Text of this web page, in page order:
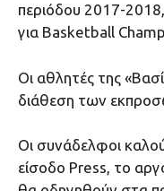
περιόδου 2017-
για Basketball
Οι αθλητές της
διάθεση των
Οι συνάδελφοι
είσοδο Press, το